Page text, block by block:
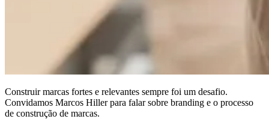
Construir marcas fortes e relevantes sempre foi um desafio.
Convidamos Marcos Hiller para falar sobre branding e o processo
de construção de marcas.